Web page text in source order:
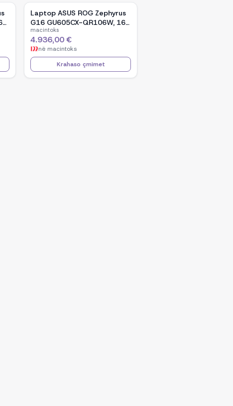
Laptop ASUS ROG Zephyrus
G16 GU605CX-QR106W, 16-
inch WQXGA OLED, Intel Core
Ultra 9 285H, NVIDIA GeForce
RTX 5090, 32GB RAM, 2TB
SSD, Windows 11 - Black
macintoks
4.936,00 €
në macintoks
Krahaso çmimet